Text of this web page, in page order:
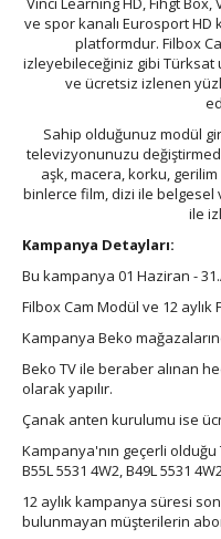
ve spor kanalı Eurosport HD
platformdur. Filbox
izleyebileceğiniz gibi
ve ücretsiz izlenen
Sahip olduğunuz modül
televizyonunuzu
aşk, macera, korku,
binlerce film, dizi ile belgesel
ile
Kampanya Detayları:
Bu kampanya 01 Haziran -
Filbox Cam Modül ve 12
Kampanya Beko
Beko TV ile beraber alınan
olarak yapılır.
Çanak anten kurulumu ise
Kampanya'nın geçerli olduğu
B55L 5531 4W2, B49L 5531
12 aylık kampanya süresi
bulunmayan müşterilerin